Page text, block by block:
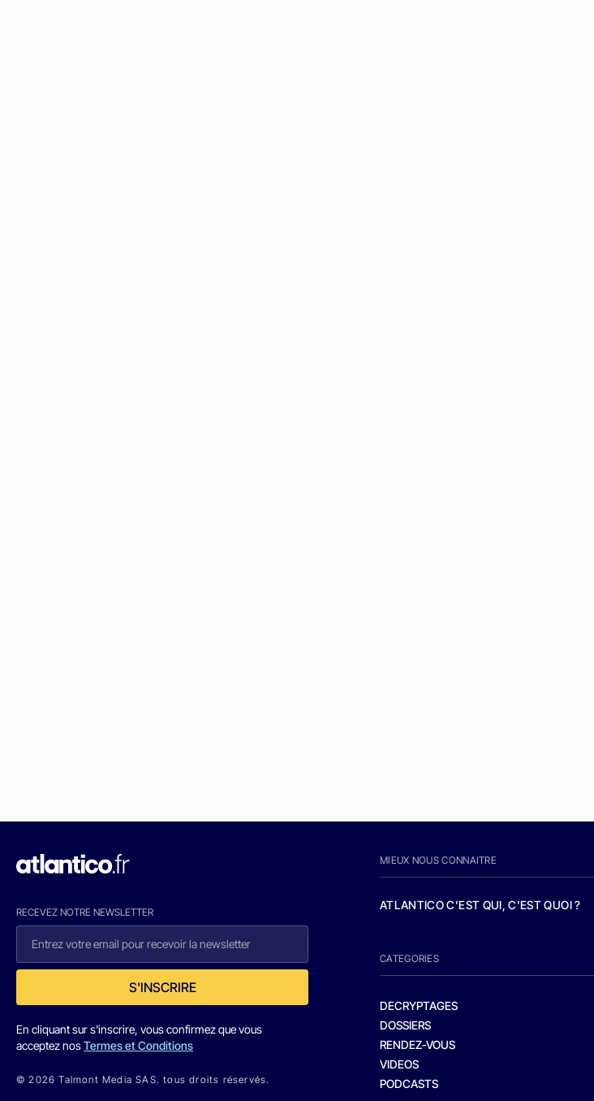
RECEVEZ NOTRE NEWSLETTER
S'INSCRIRE
En cliquant sur s'inscrire, vous confirmez que vous
acceptez nosTermes et Conditions
© 2026 Talmont Media SAS. tous droits réservés.
MIEUX NOUS CONNAITRE
ATLANTICO C'EST QUI, C'EST QUOI ?
CATEGORIES
DECRYPTAGES
DOSSIERS
RENDEZ-VOUS
VIDEOS
PODCASTS